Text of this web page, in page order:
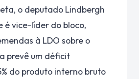
o deputado Lindbergh
é vice-líder do bloco,
à LDO sobre o
prevê um déficit
do produto interno bruto